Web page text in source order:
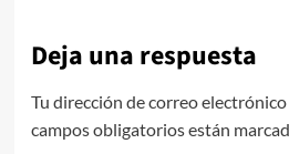
Deja una respuesta
Tu dirección de correo electrónico
campos obligatorios están